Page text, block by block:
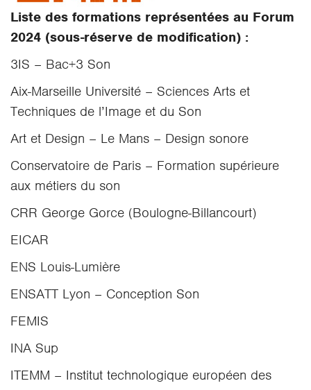
Liste des formations représentées au Forum
2024 (sous-réserve de modification) :
3IS – Bac+3 Son
Aix-Marseille Université – Sciences Arts et
Techniques de l’Image et du Son
Art et Design – Le Mans – Design sonore
Conservatoire de Paris – Formation supérieure
aux métiers du son
CRR George Gorce (Boulogne-Billancourt)
EICAR
ENS Louis-Lumière
ENSATT Lyon – Conception Son
FEMIS
INA Sup
ITEMM – Institut technologique européen des